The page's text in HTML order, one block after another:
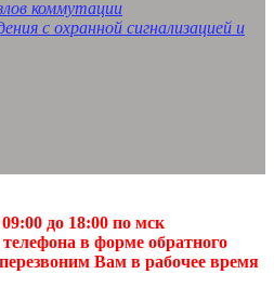
коммутации
с охранной сигнализацией и
до 18:00 по мск
в форме обратного
Вам в рабочее время